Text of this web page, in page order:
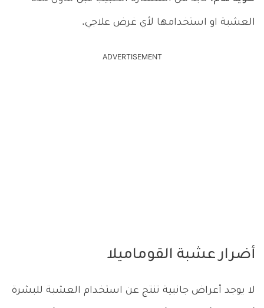
العشبة او استخدامها لأي غرض علاجي.
ADVERTISEMENT
أضرار عشبة القوماميلا
لا يوجد أعراض جانبية تنتج عن استخدام العشبة للبشرة